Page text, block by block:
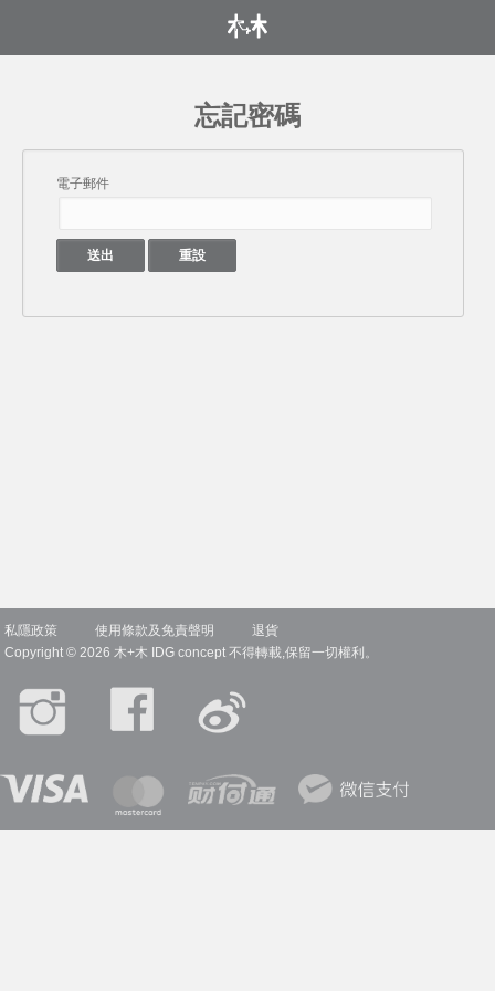
忘記密碼
電子郵件
私隱政策 使用條款及免責聲明
退貨
Copyright © 2026 木+木 IDG concept 不得轉載,保留一切權利。
448